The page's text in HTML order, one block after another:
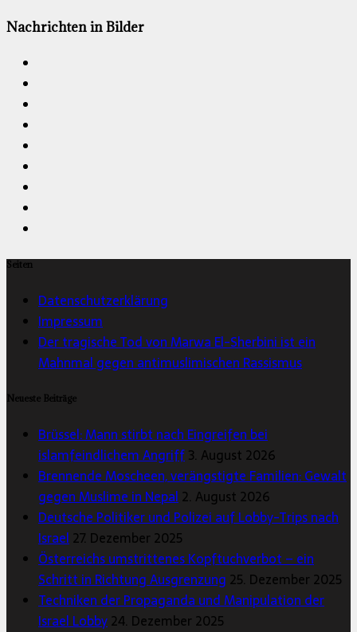
Nachrichten in Bilder
Seiten
Datenschutzerklärung
Impressum
Der tragische Tod von Marwa El-Sherbini ist ein
Mahnmal gegen antimuslimischen Rassismus
Neueste Beiträge
Brüssel: Mann stirbt nach Eingreifen bei
islamfeindlichem Angriff3. August 2026
Brennende Moscheen, verängstigte Familien: Gewalt
gegen Muslime in Nepal 2. August 2026
Deutsche Politiker und Polizei auf Lobby-Trips nach
Israel 27. Dezember 2025
Österreichs umstrittenes Kopftuchverbot – ein
Schritt in Richtung Ausgrenzung 25. Dezember 2025
Techniken der Propaganda und Manipulation der
Israel Lobby24. Dezember 2025